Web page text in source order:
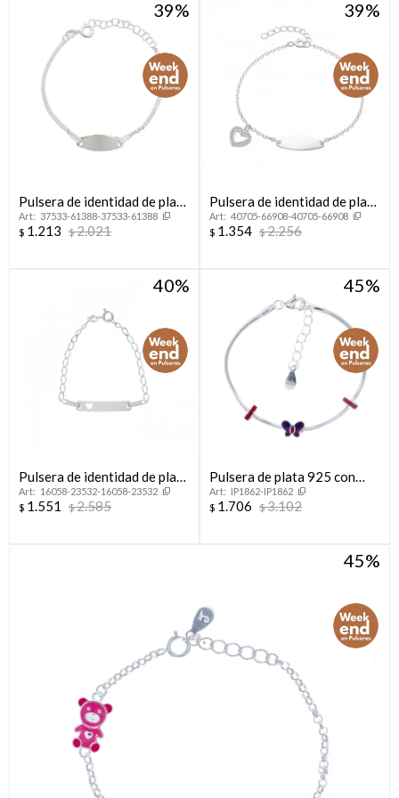
39
Pulsera de identidad de plata
925.37533-61388-37533-61388
$ 1.213 $2.021
39
Pulsera de identidad de plata
925 con dije.
40705-66908-40705-66908
$ 1.354 $2.256
40
Pulsera de identidad de plata
925 de niña.
16058-23532-16058-23532
$ 1.551 $2.585
45
Pulsera de plata 925 con
dijes .IP1862-IP1862
$ 1.706 $3.102
45
Compromiso
Día del niño